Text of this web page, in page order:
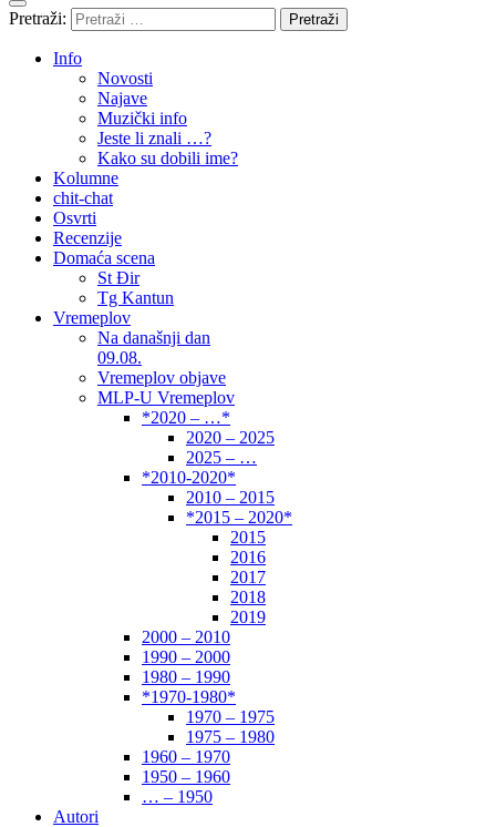
1960 – 1970
1950 – 1960
Autori
Pretraži:
Info
Novosti
Najave
Muzički info
Jeste li znali …?
Kako su dobili ime?
Kolumne
chit-chat
Osvrti
Recenzije
Domaća scena
St Đir
Tg Kantun
Vremeplov
Na današnji dan
09.08.
Vremeplov objave
MLP-U Vremeplov
*2020 – …*
2020 – 2025
2025 – …
*2010-2020*
2010 – 2015
*2015 – 2020*
2015
2016
2017
2018
2019
2000 – 2010
1990 – 2000
1980 – 1990
*1970-1980*
1970 – 1975
1975 – 1980
1960 – 1970
1950 – 1960
… – 1950
Autori